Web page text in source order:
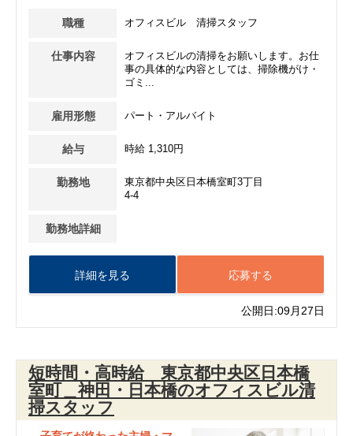
職種 オフィスビル 清掃スタッフ
仕事内容
オフィスビルの清掃をお願いします。お仕
事の具体的な内容としては、掃除機がけ・
ゴミ...
雇用形態 パート・アルバイト
給与 時給 1,310円
勤務地
東京都中央区日本橋室町3丁目
4-4
勤務地詳細
応募する
詳細を見る
公開日:09月27日
短時間・高時給 東京都中央区日本橋
室町＿神田・日本橋のオフィスビル清
掃スタッフ